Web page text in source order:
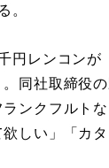
。
円レンコンが
同社取締役
ンクフルト
しい」「カ